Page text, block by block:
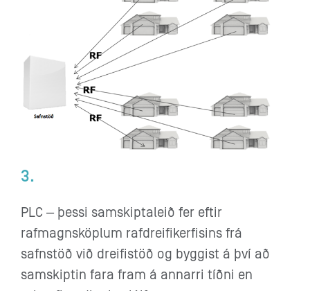
3.
PLC – þessi samskiptaleið fer eftir
rafmagnsköplum rafdreifikerfisins frá
safnstöð við dreifistöð og byggist á því að
samskiptin fara fram á annarri tíðni en